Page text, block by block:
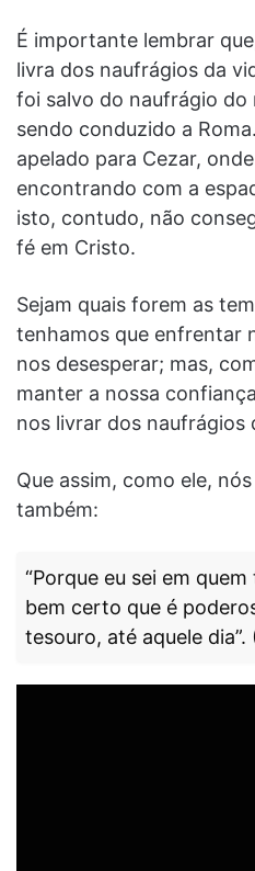
É importante lembrar
livra dos naufrágios da
foi salvo do naufrágio do
sendo conduzido a
apelado para Cezar,
encontrando com a
isto, contudo, não
fé em Cristo.
Sejam quais forem as
tenhamos que enfrentar
nos desesperar; mas,
manter a nossa
nos livrar dos naufrágios
Que assim, como ele,
também:
“Porque eu sei em
bem certo que é
tesouro, até aquele dia”.